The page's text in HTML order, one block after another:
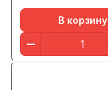
В корзину